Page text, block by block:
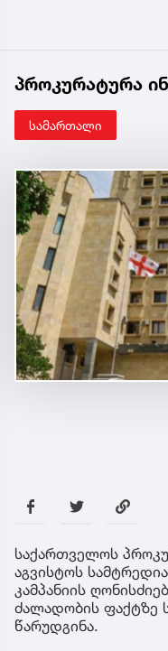
პროკურატურა
სამართალი
საქართველოს
აგვისტოს
კამპანიის
ძალადობის ფაქტზე
წარუდგინა.